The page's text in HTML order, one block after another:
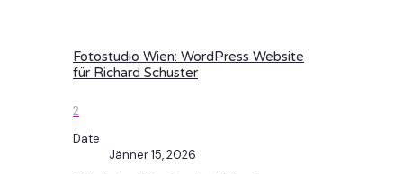
Fotostudio Wien: WordPress Website
für Richard Schuster
2
Date
Jänner 15, 2026